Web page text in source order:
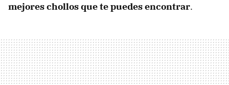
mejores chollos que te puedes encontrar.